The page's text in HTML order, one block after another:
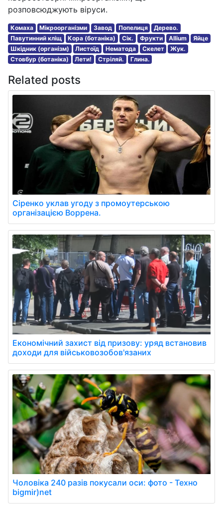
розповсюджують віруси.
Комаха Мікроорганізми Завод Попелиця
Дерево.
Павутинний кліщ
Кора (ботаніка) Сік. Фрукти Allium
Яйце
Шкідник (організм)
Листоїд Нематода Скелет
Жук.
Стовбур (ботаніка)
Лети! Стріляй. Глина.
Related posts
Сіренко уклав угоду з промоутерською
організацією Воррена.
Економічний захист від призову: уряд встановив
доходи для військовозобов'язаних
Чоловіка 240 разів покусали оси: фото - Техно
bigmir)net